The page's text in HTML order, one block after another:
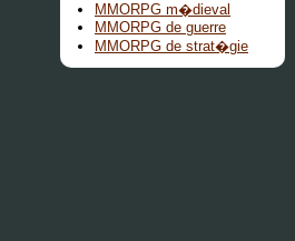
MMORPG m�dieval
MMORPG de guerre
MMORPG de strat�gie